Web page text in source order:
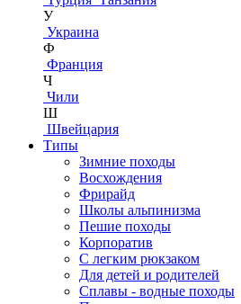
У
Украина
Ф
Франция
Ч
Чили
Ш
Швейцария
Типы
Зимние походы
Восхождения
Фрирайд
Школы альпинизма
Пешие походы
Корпоратив
С легким рюкзаком
Для детей и родителей
Сплавы - водные походы